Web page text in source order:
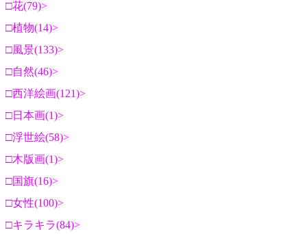
花(79)
植物(14)
風景(133)
自然(46)
西洋絵画(121)
日本画(1)
浮世絵(58)
木版画(1)
国旗(16)
女性(100)
キラキラ(84)